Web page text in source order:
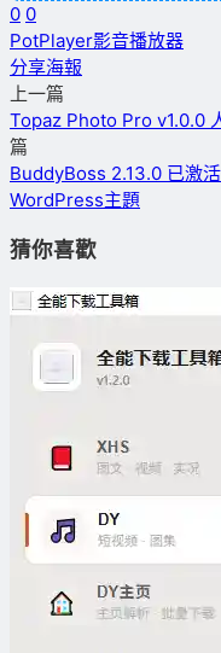
0 0
PotPlayer影音播放器
分享海報
上一篇
Topaz Photo Pro v1.0.0
篇
BuddyBoss 2.13.0 已激
WordPress主題
猜你喜歡